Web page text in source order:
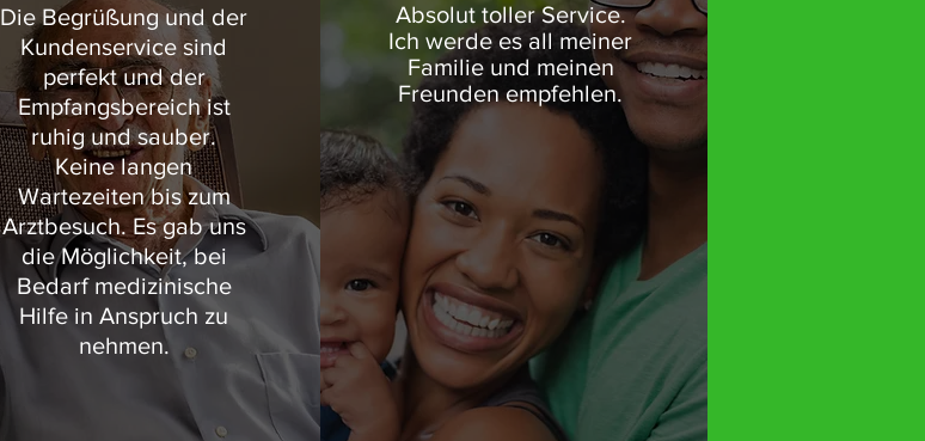
Die Begrüßung und der
Kundenservice sind
perfekt und der
Empfangsbereich ist
ruhig und sauber.
Keine langen
Wartezeiten bis zum
Arztbesuch. Es gab uns
die Möglichkeit, bei
Bedarf medizinische
Hilfe in Anspruch zu
nehmen.
Absolut toller Service.
Ich werde es all meiner
Familie und meinen
Freunden empfehlen.